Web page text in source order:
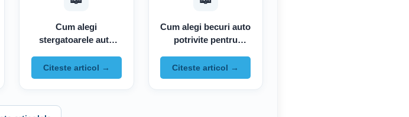
Cum alegi
stergatoarele auto
Citeste articol →
Cum alegi becuri auto
potrivite pentru
Citeste articol →